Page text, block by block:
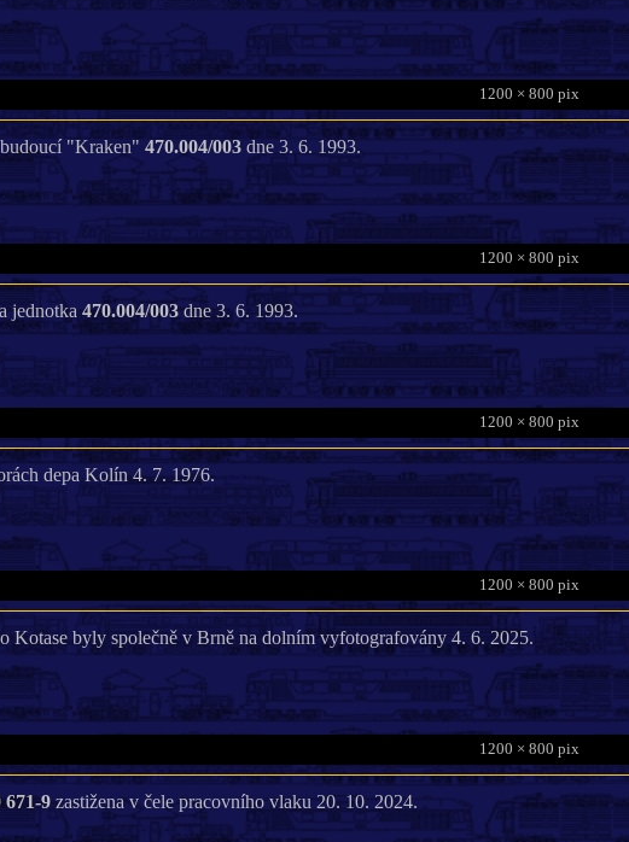
1200 × 800 pix
"Kraken" 470.004/003 dne 3. 6. 1993.
1200 × 800 pix
jednotka470.004/003dne 3. 6. 1993.
1200 × 800 pix
depa Kolín 4. 7. 1976.
1200 × 800 pix
Kotase byly společně v Brně na dolním vyfotografovány 4. 6. 2025.
1200 × 800 pix
671-9 zastižena v čele pracovního vlaku 20. 10. 2024.